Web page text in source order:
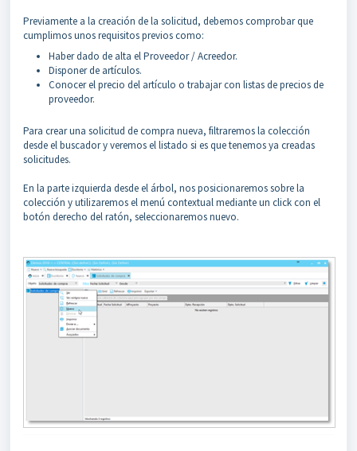
Previamente a la creación de la solicitud, debemos comprobar que
cumplimos unos requisitos previos como:
Haber dado de alta el Proveedor / Acreedor.
Disponer de artículos.
Conocer el precio del artículo o trabajar con listas de precios de
proveedor.
Para crear una solicitud de compra nueva, filtraremos la colección
desde el buscador y veremos el listado si es que tenemos ya creadas
solicitudes.
En la parte izquierda desde el árbol, nos posicionaremos sobre la
colección y utilizaremos el menú contextual mediante un click con el
botón derecho del ratón, seleccionaremos nuevo.